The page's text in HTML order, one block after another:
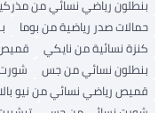
بنطلون رياضي نسائي من
حمالات صدر رياضية من بوما
كنزة نسائية من نايكي
بنطلون نسائي من جس
قميص رياضي نسائي من نيو